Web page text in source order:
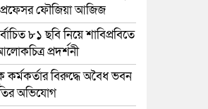
ফৌজিয়া আজিজ
৮১ ছবি নিয়ে শাবিপ্রবিতে
প্রদর্শনী
কর্মকর্তার বিরুদ্ধে অবৈধ ভবন
অভিযোগ